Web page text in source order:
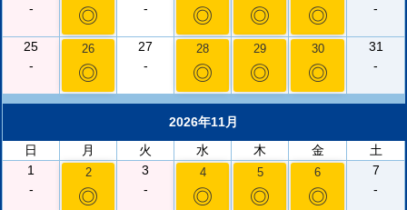
-
◎
-
◎ ◎ ◎
-
25
-
26
◎
27
-
28
◎
29
◎
30
◎
31
-
2026年11月
日
月 火 水 木 金
土
1
-
2
◎
3
-
4
◎
5
◎
6
◎
7
-